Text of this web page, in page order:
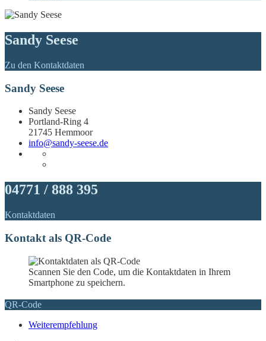
Sandy Seese
Zu den Kontaktdaten
Sandy Seese
Sandy Seese
Portland-Ring 4
21745 Hemmoor
info@sandy-seese.de
04771 / 888 395
Kontaktdaten
Kontakt als QR-Code
Scannen Sie den Code, um die Kontaktdaten in Ihrem
Smartphone zu speichern.
QR-Code
Weiterempfehlung